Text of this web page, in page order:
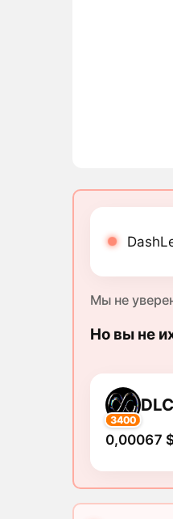
Мы не
Но вы не
3400
DLC
0,00067